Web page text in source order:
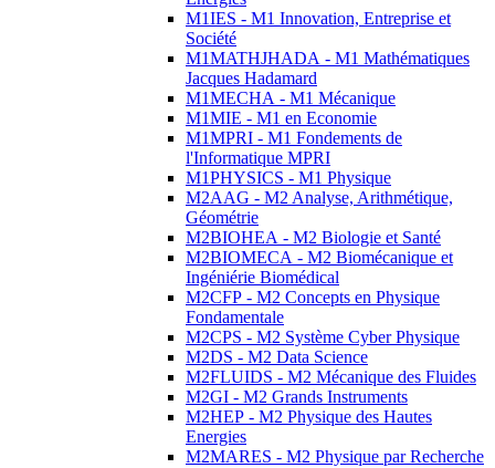
M1IES - M1 Innovation, Entreprise et
Société
M1MATHJHADA - M1 Mathématiques
Jacques Hadamard
M1MECHA - M1 Mécanique
M1MIE - M1 en Economie
M1MPRI - M1 Fondements de
l'Informatique MPRI
M1PHYSICS - M1 Physique
M2AAG - M2 Analyse, Arithmétique,
Géométrie
M2BIOHEA - M2 Biologie et Santé
M2BIOMECA - M2 Biomécanique et
Ingéniérie Biomédical
M2CFP - M2 Concepts en Physique
Fondamentale
M2CPS - M2 Système Cyber Physique
M2DS - M2 Data Science
M2FLUIDS - M2 Mécanique des Fluides
M2GI - M2 Grands Instruments
M2HEP - M2 Physique des Hautes
Energies
M2MARES - M2 Physique par Recherche